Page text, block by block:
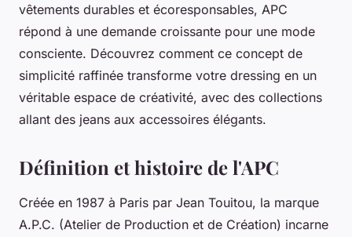
vêtements durables et écoresponsables, APC
répond à une demande croissante pour une mode
consciente. Découvrez comment ce concept de
simplicité raffinée transforme votre dressing en un
véritable espace de créativité, avec des collections
allant des jeans aux accessoires élégants.
Définition et histoire de l'APC
Créée en 1987 à Paris par Jean Touitou, la marque
A.P.C. (Atelier de Production et de Création) incarne